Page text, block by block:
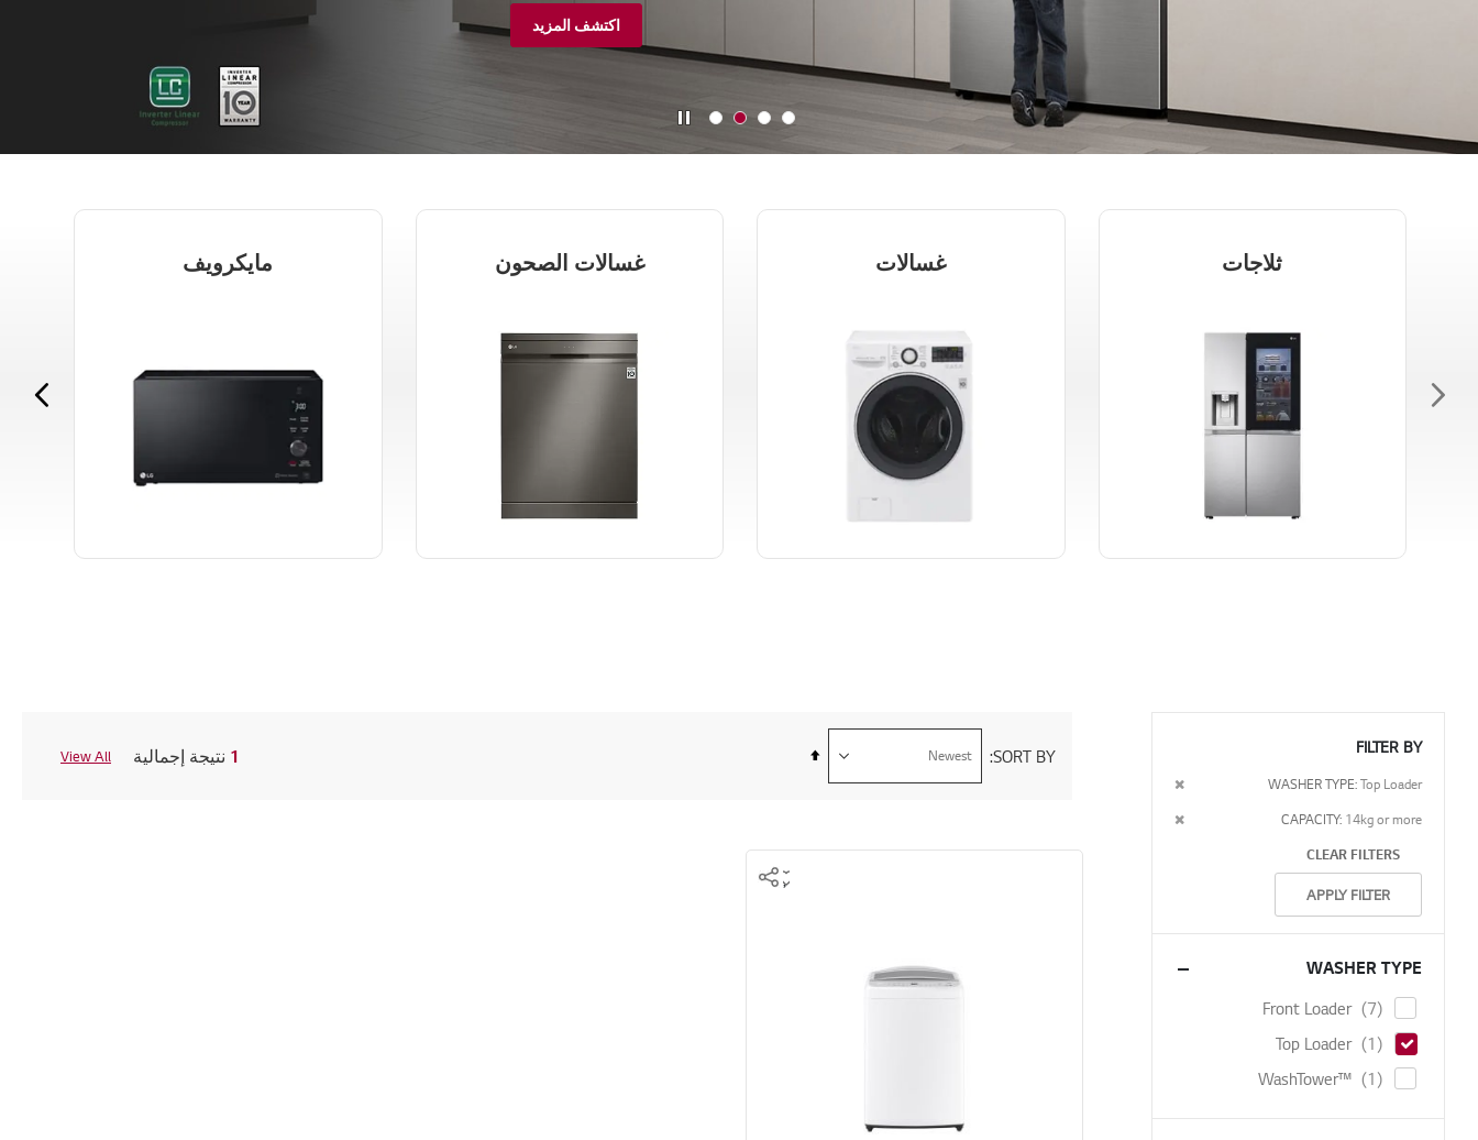
اكتشف العاكس من إل جي
ثلاجات غسالات غسالات الصحون مايكرويف
SORT BY
Descending
1 نتيجة إجمالية View All FILTER BY
WASHER TYPE Top Loader
CAPACITY 14kg or more
CLEAR FILTERS
APPLY FILTER
WASHER TYPE
Front Loader 7
items
Top Loader
1
item
WashTower™
1
item